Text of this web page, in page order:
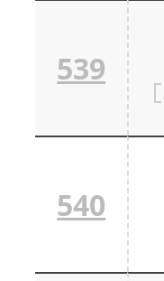
539
540